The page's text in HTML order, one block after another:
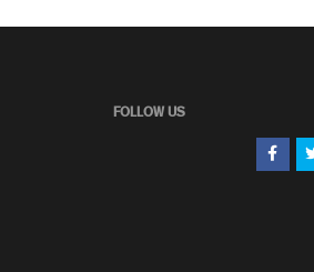
FOLLOW US